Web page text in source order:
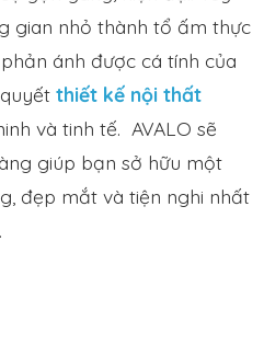
gian nhỏ thành tổ ấm thực
ánh được cá tính của
thiết kế nội thất
và tinh tế. AVALO sẽ
giúp bạn sở hữu một
đẹp mắt và tiện nghi nhất